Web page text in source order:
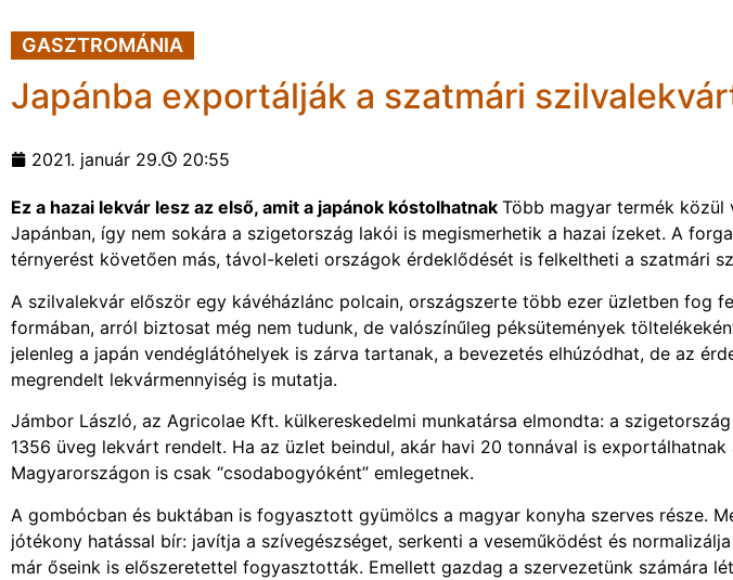
GASZTROMÁNIA
Japánba exportálják a szatmári
2021. január 29. 20:55
Ez a hazai lekvár lesz az első, amit a japánok kóstolhatnak Több magyar termék
Japánban, így nem sokára a szigetország lakói is megismerhetik a hazai ízeket. A
térnyerést követően más, távol-keleti országok érdeklődését is felkeltheti a szatmári
A szilvalekvár először egy kávéházlánc polcain, országszerte több ezer üzletben fog
formában, arról biztosat még nem tudunk, de valószínűleg péksütemények
jelenleg a japán vendéglátóhelyek is zárva tartanak, a bevezetés elhúzódhat, de az
megrendelt lekvármennyiség is mutatja.
Jámbor László, az Agricolae Kft. külkereskedelmi munkatársa elmondta: a
1356 üveg lekvárt rendelt. Ha az üzlet beindul, akár havi 20 tonnával is exportálhatnak
Magyarországon is csak “csodabogyóként” emlegetnek.
A gombócban és buktában is fogyasztott gyümölcs a magyar konyha szerves része.
jótékony hatással bír: javítja a szívegészséget, serkenti a veseműködést és
már őseink is előszeretettel fogyasztották. Emellett gazdag a szervezetünk számára